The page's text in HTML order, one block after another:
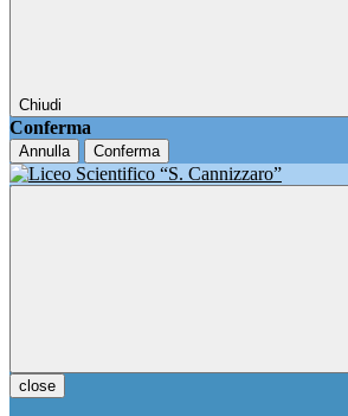
Chiudi
Conferma
Annulla Conferma
close